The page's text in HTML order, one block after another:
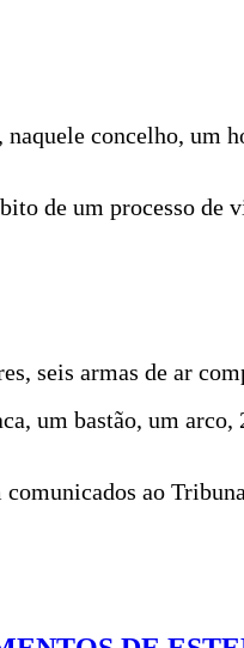
concelho, um
de um processo
seis armas de ar
um bastão, um
ao